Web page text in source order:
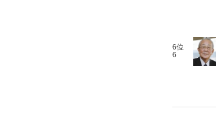
6位
6